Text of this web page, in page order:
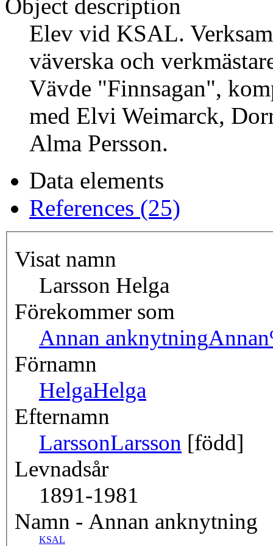
Object description
Elev vid KSAL.
väverska och
Vävde "Finnsagan",
med Elvi Weimarck,
Alma Persson.
Data elements
References (25)
Visat namn
Larsson Helga
Förekommer som
Annan anknytning
Förnamn
HelgaHelga
Efternamn
LarssonLarsson [född]
Levnadsår
1891-1981
Namn - Annan anknytning
KSAL